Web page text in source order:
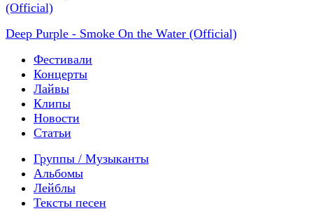
Deep Purple - Smoke On the Water (Official)
Фестивали
Концерты
Лайвы
Клипы
Новости
Статьи
Группы / Музыканты
Альбомы
Лейблы
Тексты песен